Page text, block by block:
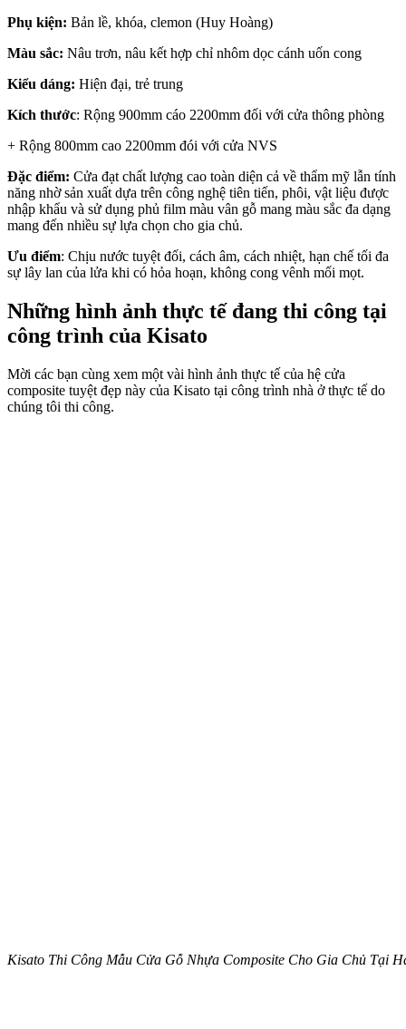
Phụ kiện: Bản lề, khóa, clemon (Huy Hoàng)
Màu sắc: Nâu trơn, nâu kết hợp chỉ nhôm dọc cánh uốn cong
Kiểu dáng: Hiện đại, trẻ trung
Kích thước: Rộng 900mm cáo 2200mm đối với cửa thông phòng
+ Rộng 800mm cao 2200mm đói với cửa NVS
Đặc điểm: Cửa đạt chất lượng cao toàn diện cả về thẩm mỹ lẫn tính
năng nhờ sản xuất dựa trên công nghệ tiên tiến, phôi, vật liệu được
nhập khẩu và sử dụng phủ film màu vân gỗ mang màu sắc đa dạng
mang đến nhiều sự lựa chọn cho gia chủ.
Ưu điểm: Chịu nước tuyệt đối, cách âm, cách nhiệt, hạn chế tối đa
sự lây lan của lửa khi có hỏa hoạn, không cong vênh mối mọt.
Những hình ảnh thực tế đang thi công tại
công trình của Kisato
Mời các bạn cùng xem một vài hình ảnh thực tế của hệ cửa
composite tuyệt đẹp này của Kisato tại công trình nhà ở thực tế do
chúng tôi thi công.
Kisato Thi Công Mẫu Cửa Gỗ Nhựa Composite Cho Gia Chủ Tại